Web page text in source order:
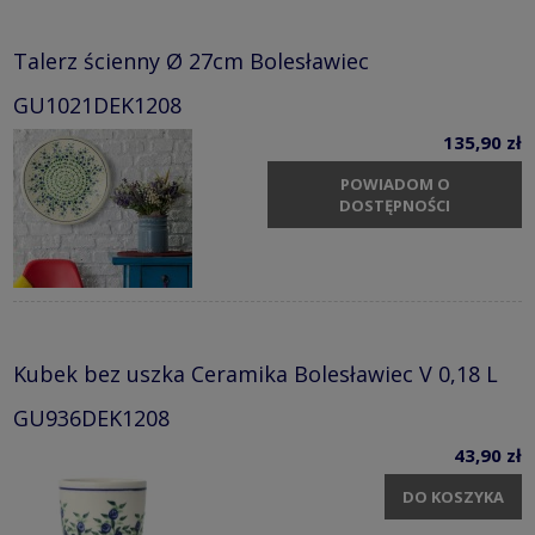
Talerz ścienny Ø 27cm Bolesławiec
GU1021DEK1208
135,90 zł
POWIADOM O
DOSTĘPNOŚCI
Kubek bez uszka Ceramika Bolesławiec V 0,18 L
GU936DEK1208
43,90 zł
DO KOSZYKA